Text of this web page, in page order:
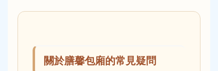
關於膳馨包廂的常見疑問